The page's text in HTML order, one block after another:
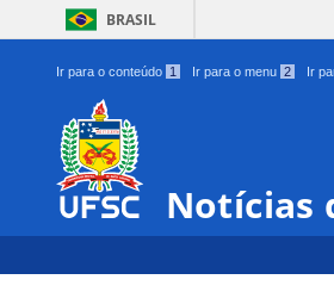
BRASIL
Ir para o conteúdo 1 Ir para o menu 2 Ir
Notícias